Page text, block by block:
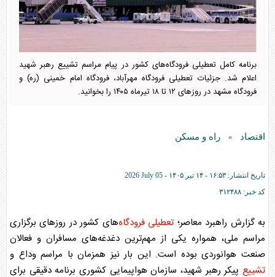
برنامه کامل تعطیلی فرودگاه‌های کشور در پیام مراسم تشییع رهبر شهید
اعلام شد. جزئیات تعطیلی فرودگاه مهرآباد، فرودگاه امام خمینی (ره) و
فرودگاه مشهد در روز‌های ۱۲ تا ۱۸ تیرماه ۱۴۰۵ را بخوانید.
اقتصاد » راه و مسکن
تاریخ انتشار: ۱۶:۵۳ - ۱۴ تير ۱۴۰۵ -
2026 July 05
کد خبر: ۳۱۲۴۸۸
به گزارش راهبرد معاصر؛ تعطیلی فرودگاه‌های کشور در روز‌های برگزاری
مراسم ملی، همواره یکی از مهم‌ترین دغدغه‌های مسافران و فعالان
صنعت هوانوردی بوده است. این بار نیز همزمان با مراسم وداع و
تشییع پیکر رهبر شهید، سازمان هواپیمایی کشوری برنامه دقیقی برای